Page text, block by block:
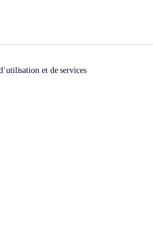
et de services